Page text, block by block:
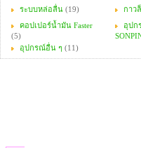
ระบบหล่อลื่น (19) กาว
คอปเปอร์น้ำมัน Faster
(5)
อุปก
อุปกรณ์อื่น ๆ (11)